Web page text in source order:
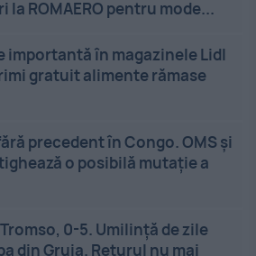
ROMAERO pentru mode...
importantă în magazinele Lidl
gratuit alimente rămase
precedent în Congo. OMS și
o posibilă mutație a
0-5. Umilință de zile
din Gruia. Returul nu mai